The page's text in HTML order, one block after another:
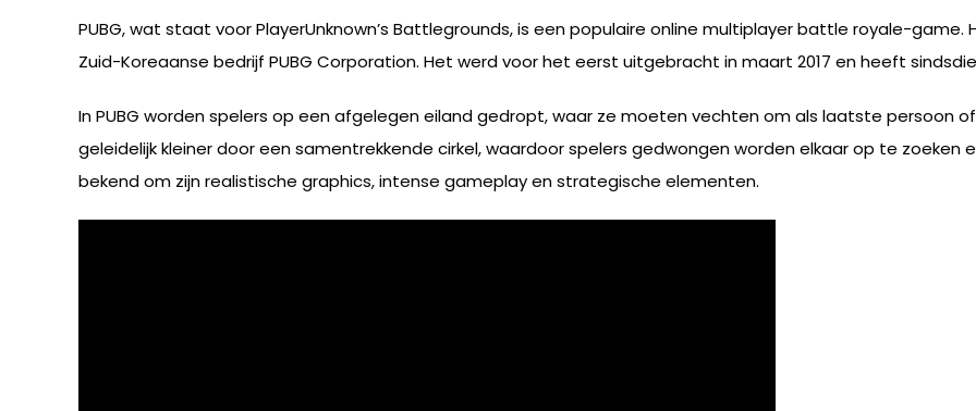
PUBG, wat staat voor PlayerUnknown’s Battlegrounds, is een populaire online multiplayer battle royale-
Zuid-Koreaanse bedrijf PUBG Corporation. Het werd voor het eerst uitgebracht in maart 2017 en heeft
In PUBG worden spelers op een afgelegen eiland gedropt, waar ze moeten vechten om als laatste persoon
geleidelijk kleiner door een samentrekkende cirkel, waardoor spelers gedwongen worden elkaar op te
bekend om zijn realistische graphics, intense gameplay en strategische elementen.